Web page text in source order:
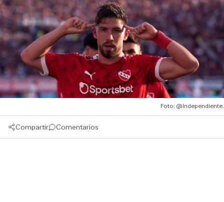
Foto: @Independiente.
Compartir Comentarios